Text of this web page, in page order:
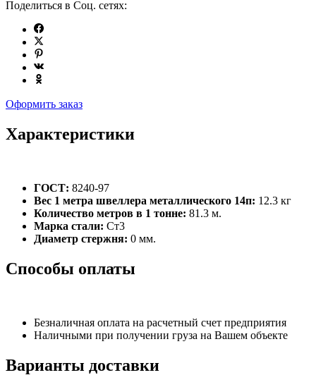
Поделиться в Соц. сетях:
Оформить заказ
Характеристики
ГОСТ: 8240-97
Вес 1 метра швеллера металлического 14п: 12.3 кг
Количество метров в 1 тонне: 81.3 м.
Марка стали: Ст3
Диаметр стержня: 0 мм.
Способы оплаты
Безналичная оплата на расчетный счет предприятия
Наличными при получении груза на Вашем объекте
Варианты доставки